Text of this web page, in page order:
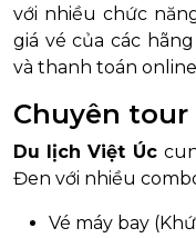
với nhiều chức
giá vé của các
và thanh toán
Chuyên
Du lịch Việt Úc
Đen với nhiều
Vé máy bay